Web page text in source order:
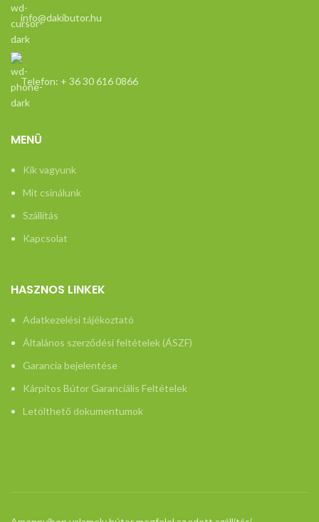
info@dakibutor.hu
Telefon: + 36 30 616 0866
MENÜ
Kik vagyunk
Mit csinálunk
Szállítás
Kapcsolat
HASZNOS LINKEK
Adatkezelési tájékoztató
Általános szerződési feltételek (ÁSZF)
Garancia bejelentése
Kárpitos Bútor Garanciális Feltételek
Letölthető dokumentumok